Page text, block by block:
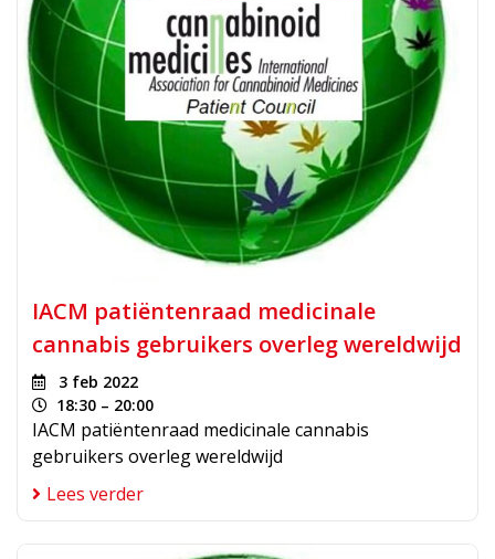
IACM patiëntenraad medicinale
cannabis gebruikers overleg wereldwijd
3 feb 2022
18:30 – 20:00
IACM patiëntenraad medicinale cannabis
gebruikers overleg wereldwijd
Lees verder